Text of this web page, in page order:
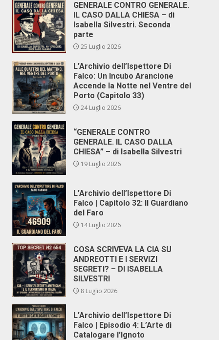
GENERALE CONTRO GENERALE.
IL CASO DALLA CHIESA – di
Isabella Silvestri. Seconda
parte
25 Luglio 2026
L’Archivio dell’Ispettore Di
Falco: Un Incubo Arancione
Accende la Notte nel Ventre del
Porto (Capitolo 33)
24 Luglio 2026
“GENERALE CONTRO
GENERALE. IL CASO DALLA
CHIESA” – di Isabella Silvestri
19 Luglio 2026
L’Archivio dell’Ispettore Di
Falco | Capitolo 32: Il Guardiano
del Faro
14 Luglio 2026
COSA SCRIVEVA LA CIA SU
ANDREOTTI E I SERVIZI
SEGRETI? – DI ISABELLA
SILVESTRI
8 Luglio 2026
L’Archivio dell’Ispettore Di
Falco | Episodio 4: L’Arte di
Catalogare l’Ignoto